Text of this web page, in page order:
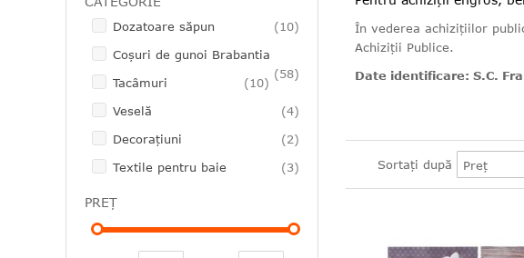
În vederea achizițiilor
Achiziții Publice.
Date identificare: S.C.
Sortați după
Dozatoare săpun 10articole
Coşuri de gunoi Brabantia
58articole
Tacâmuri 10articole
Veselă
4articole
Decoraţiuni
2articole
Textile pentru baie
3articole
PREȚ